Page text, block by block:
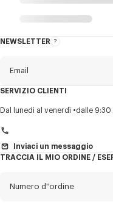
NEWSLETTER
Informazioni
Email
TitoloObbligatorio
SERVIZIO CLIENTI
Dal lunedì al venerdì dalle 9:30
Inviaci un messaggio
TRACCIA IL MIO ORDINE /
Numero d''ordine